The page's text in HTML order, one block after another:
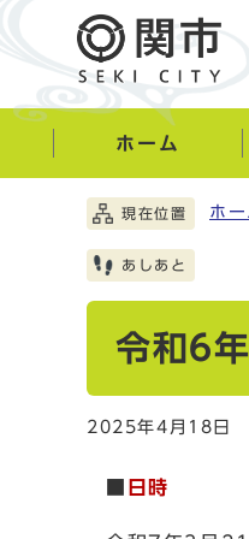
ホーム
現在位置 ホー
あしあと
令和6
2025年4月18日
日時